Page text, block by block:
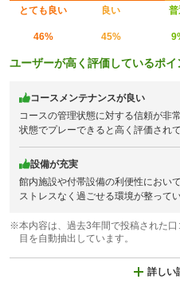
とても良い 良い
46% 45%
ユーザーが高く評価しているポイ
コースメンテナンスが良い
コースの管理状態に対する信頼が非
状態でプレーできると高く評価されて
設備が充実
館内施設や付帯設備の利便性におい
ストレスなく過ごせる環境が整ってい
※本内容は、過去3年間で投稿された
目を自動抽出しています。
詳しい